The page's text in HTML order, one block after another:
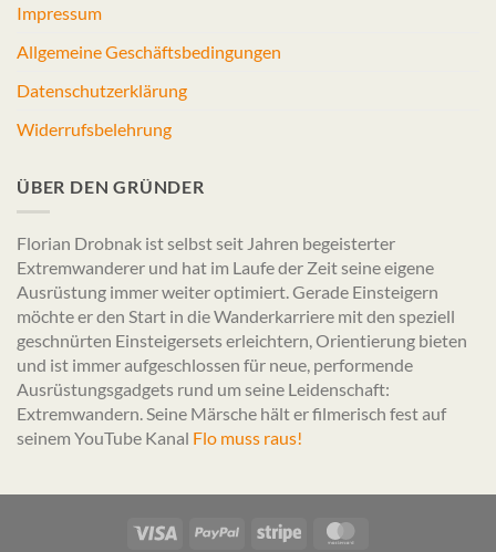
Impressum
Allgemeine Geschäftsbedingungen
Datenschutzerklärung
Widerrufsbelehrung
ÜBER DEN GRÜNDER
Florian Drobnak ist selbst seit Jahren begeisterter
Extremwanderer und hat im Laufe der Zeit seine eigene
Ausrüstung immer weiter optimiert. Gerade Einsteigern
möchte er den Start in die Wanderkarriere mit den speziell
geschnürten Einsteigersets erleichtern, Orientierung bieten
und ist immer aufgeschlossen für neue, performende
Ausrüstungsgadgets rund um seine Leidenschaft:
Extremwandern. Seine Märsche hält er filmerisch fest auf
seinem YouTube Kanal Flo muss raus!
Visa PayPal Stripe